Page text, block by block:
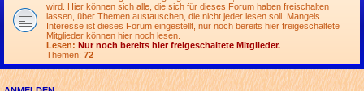
wird. Hier können sich alle, die sich für dieses Forum haben freischalten
lassen, über Themen austauschen, die nicht jeder lesen soll. Mangels
Interesse ist dieses Forum eingestellt, nur noch bereits hier freigeschaltete
Mitglieder können hier noch lesen.
Lesen: Nur noch bereits hier freigeschaltete Mitglieder.
Themen: 72